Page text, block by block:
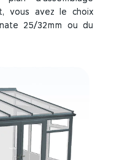
vous avez le choix
25/32mm ou du